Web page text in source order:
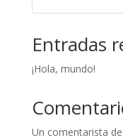
Entradas
¡Hola, mundo!
Un comentarista